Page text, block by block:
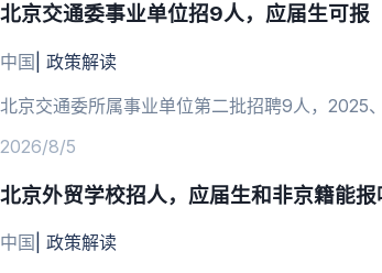
北京交通委事业单位招9人，应届生可报
中国 政策解读
北京交通委所属事业单位第二批招聘9人，2025
2026/8/5
北京外贸学校招人，应届生和非京籍能报
中国 政策解读